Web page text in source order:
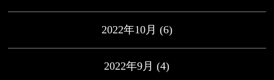
2022年10月 (6)
2022年9月 (4)